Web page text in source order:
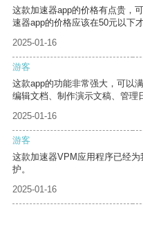
这款加速器app的价格有点贵，
速器app的价格应该在50元以下
2025-01-16
游客
这款app的功能非常强大，可以
编辑文档、制作演示文稿、管理
2025-01-16
游客
这款加速器VPM应用程序已经
护。
2025-01-16